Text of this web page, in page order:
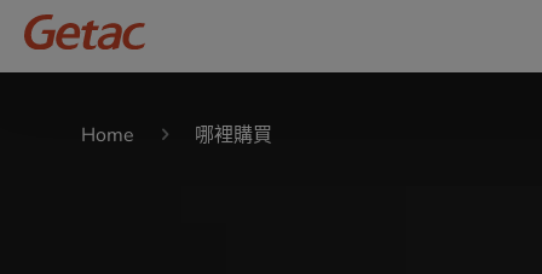
Home 哪裡購買